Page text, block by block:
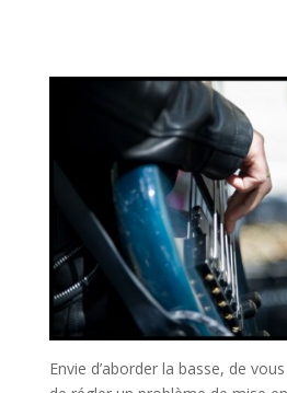
Envie d’aborder la basse, de